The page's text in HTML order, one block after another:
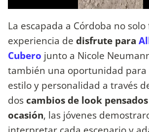
La escapada a Córdoba no
experiencia de disfrute para
Cubero junto a Nicole
también una oportunidad
estilo y personalidad a través
dos cambios de look
ocasión, las jóvenes